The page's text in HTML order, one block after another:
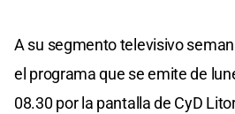
A su segmento televisivo
el programa que se emite de
08.30 por la pantalla de CyD